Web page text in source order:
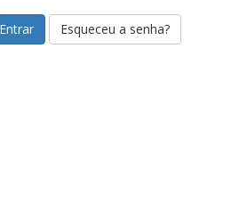
Esqueceu a senha?